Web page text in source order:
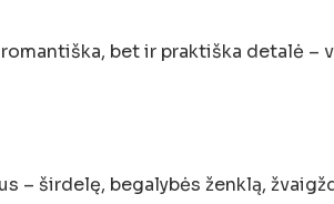
bet ir praktiška detalė –
– širdelę, begalybės ženklą,